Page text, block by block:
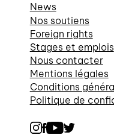
News
Nos soutiens
Foreign rights
Stages et emplois
Nous contacter
Mentions légales
Conditions
Politique de